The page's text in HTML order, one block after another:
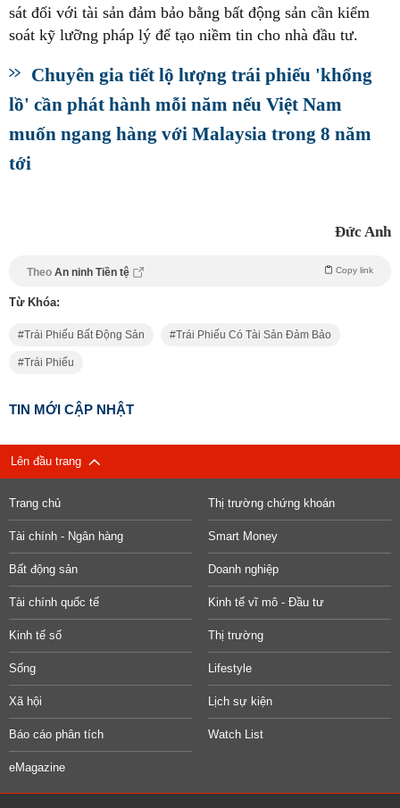
sát đối với tài sản đảm bảo bằng bất động sản cần kiểm
soát kỹ lưỡng pháp lý để tạo niềm tin cho nhà đầu tư.
Chuyên gia tiết lộ lượng trái phiếu 'khổng
lồ' cần phát hành mỗi năm nếu Việt Nam
muốn ngang hàng với Malaysia trong 8 năm
tới
Đức Anh
Theo An ninh Tiền tệ Copy link
Từ Khóa:
Trái Phiếu Bất Động Sản Trái Phiếu Có Tài Sản Đảm Bảo
Trái Phiếu
TIN MỚI CẬP NHẬT
Lên đầu trang
Trang chủ Thị trường chứng khoán
Tài chính - Ngân hàng Smart Money
Bất động sản Doanh nghiệp
Tài chính quốc tế Kinh tế vĩ mô - Đầu tư
Kinh tế số Thị trường
Sống Lifestyle
Xã hội Lịch sự kiện
Báo cáo phân tích Watch List
eMagazine